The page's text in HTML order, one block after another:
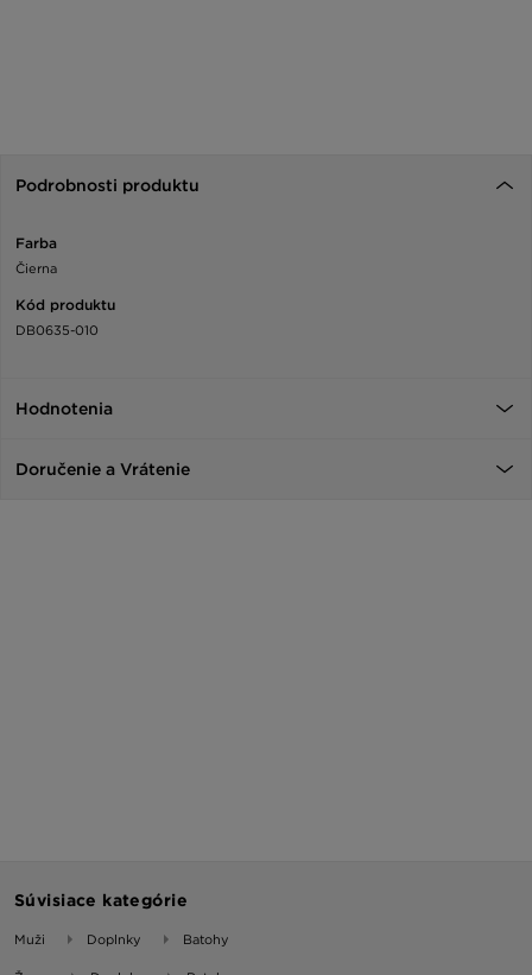
Podrobnosti produktu
Farba
Čierna
Kód produktu
DB0635-010
Hodnotenia
Doručenie a Vrátenie
Súvisiace kategórie
Muži Doplnky Batohy